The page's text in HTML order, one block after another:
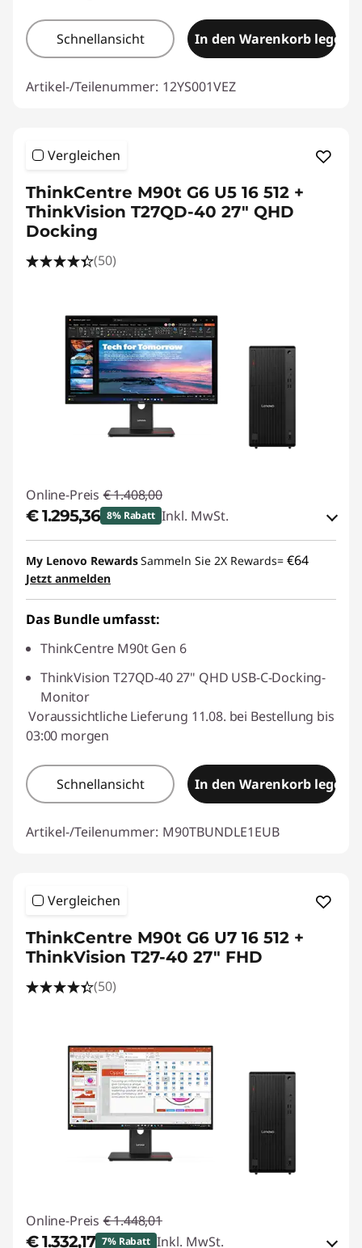
Schnellansicht In den Warenkorb legen
Artikel-/Teilenummer: 12YS001VEZ
Vergleichen
ThinkCentre M90t G6 U5 16 512 +
ThinkVision T27QD-40 27" QHD
Docking
(50)
Online-Preis € 1.408,00
€ 1.295,36 8% Rabatt Inkl. MwSt.
eCoupon-Rabatt :-€ 112,64
eCoupon :THINKDEAL
My Lenovo RewardsSammeln Sie 2X Rewards= €64
Jetzt anmelden
Das Bundle umfasst:
ThinkCentre M90t Gen 6
ThinkVision T27QD-40 27" QHD USB-C-Docking-
Monitor
Voraussichtliche Lieferung 11.08. bei Bestellung bis
03:00 morgen
Schnellansicht In den Warenkorb legen
Artikel-/Teilenummer: M90TBUNDLE1EUB
Vergleichen
ThinkCentre M90t G6 U7 16 512 +
ThinkVision T27-40 27" FHD
(50)
Online-Preis € 1.448,01
€ 1.332,17 7% Rabatt Inkl. MwSt.